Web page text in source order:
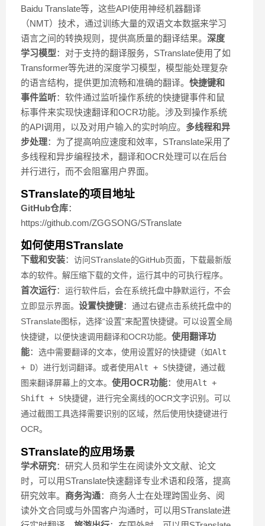
Baidu Translate等，这些API使用神经机器翻译
（NMT）技术，通过训练大量的双语文本数据来学习
语言之间的转换规则，提供高质量的翻译结果。 深度
学习模型：对于支持的翻译服务，STranslate使用了如
Transformer等先进的深度学习模型，模型能处理复杂
的语言结构，提供更加流畅和准确的翻译。 快捷键和
事件监听：软件通过监听操作系统的快捷键事件和鼠
标事件来实现快速翻译和OCR功能。涉及到操作系统
的API调用，以及对用户输入的实时响应。 多线程和异
步处理：为了提高响应速度和效率，STranslate采用了
多线程和异步编程技术，翻译和OCR处理可以在后台
并行进行，而不会阻塞用户界面。
STranslate的项目地址
GitHub仓库：
https://github.com/ZGGSONG/STranslate
如何使用STranslate
下载和安装： 访问STranslate的GitHub页面，下载最新版
本的软件。 解压缩下载的文件，运行其中的可执行程序。
首次运行： 运行软件后，会在系统托盘中静默运行，不会
立即显示界面。 设置快捷键： 通过右键点击系统托盘中的
STranslate图标，选择“设置”来配置快捷键。 可以设置全局
快捷键，以便快速调用翻译和OCR功能。 使用翻译功
能： 选中需要翻译的文本，使用设置好的快捷键（如Alt
+ D）进行划词翻译。 或者使用Alt + S快捷键，通过截
图来翻译屏幕上的文本。 使用OCR功能： 使用Alt +
Shift + S快捷键，进行完全离线的OCR文字识别。 可以
通过截图工具选择需要识别的区域，然后使用快捷键进行
OCR。
STranslate的应用场景
学术研究：研究人员和学生在阅读外文文献、论文
时，可以用STranslate快速翻译专业术语和段落，提高
研究效率。 商务沟通：商务人士在处理跨国业务、阅
读外文合同或与外国客户沟通时，可以用STranslate进